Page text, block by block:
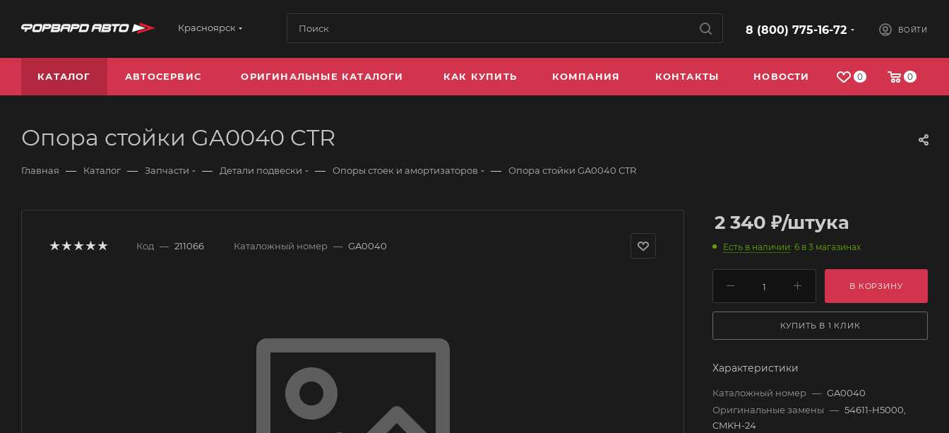
Красноярск 8 (800) 775-16-72 ВОЙТИ
0 0
КАТАЛОГ АВТОСЕРВИС ОРИГИНАЛЬНЫЕ КАТАЛОГИ КАК КУПИТЬ КОМПАНИЯ КОНТАКТЫ НОВОСТИ
Опора стойки GA0040 CTR
Главная — Каталог — Запчасти — Детали подвески — Опоры стоек и амортизаторов — Опора стойки GA0040 CTR
Код — 211066 Каталожный номер — GA0040
2 340 ₽/штука
Есть в наличии: 6 в 3 магазинах
В КОРЗИНУ
КУПИТЬ В 1 КЛИК
Характеристики
Каталожный номер — GA0040
Оригинальные замены — 54611-H5000,
CMKH-24